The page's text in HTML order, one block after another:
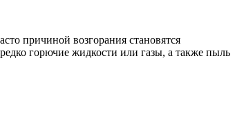
причиной возгорания становятся
горючие жидкости или газы, а также пыль